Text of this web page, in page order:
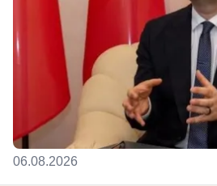
06.08.2026